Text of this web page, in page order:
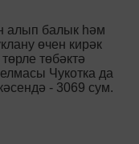
алып балык һәм
өчен кирәк
төбәктә
Чукотка да
- 3069 сум.